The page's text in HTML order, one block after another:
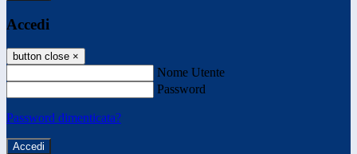
Accedi
button close ×
Nome Utente
Password
Password dimenticata?